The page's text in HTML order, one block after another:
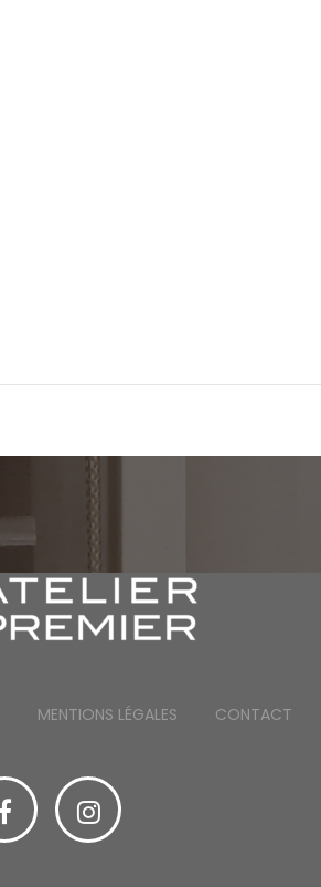
MENTIONS LÉGALES CONTACT